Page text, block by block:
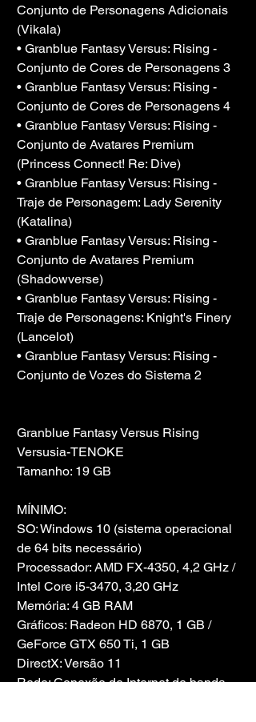
Conjunto de Personagens Adicionais
(Vikala)
• Granblue Fantasy Versus: Rising -
Conjunto de Cores de Personagens 3
• Granblue Fantasy Versus: Rising -
Conjunto de Cores de Personagens 4
• Granblue Fantasy Versus: Rising -
Conjunto de Avatares Premium
(Princess Connect! Re: Dive)
• Granblue Fantasy Versus: Rising -
Traje de Personagem: Lady Serenity
(Katalina)
• Granblue Fantasy Versus: Rising -
Conjunto de Avatares Premium
(Shadowverse)
• Granblue Fantasy Versus: Rising -
Traje de Personagens: Knight's Finery
(Lancelot)
• Granblue Fantasy Versus: Rising -
Conjunto de Vozes do Sistema 2
Granblue Fantasy Versus Rising
Versusia-TENOKE
Tamanho: 19 GB
MÍNIMO:
SO: Windows 10 (sistema operacional
de 64 bits necessário)
Processador: AMD FX-4350, 4,2 GHz /
Intel Core i5-3470, 3,20 GHz
Memória: 4 GB RAM
Gráficos: Radeon HD 6870, 1 GB /
GeForce GTX 650 Ti, 1 GB
DirectX: Versão 11
Rede: Conexão de Internet de banda